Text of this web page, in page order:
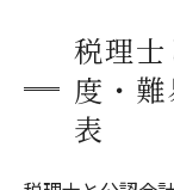
税理
度・
表